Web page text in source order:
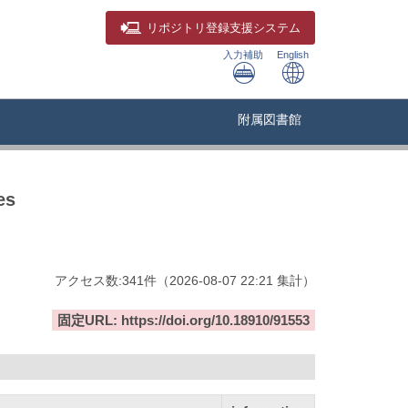
リポジトリ 登録支援システム
入力補助 English
附属図書館
アクセス数:341件 （2026-08-07 22:21 集計）
固定URL: https://doi.org/10.18910/91553